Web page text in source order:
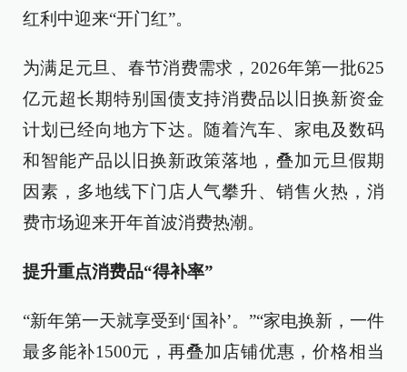
红利中迎来“开门红”。
为满足元旦、春节消费需求，2026年第一批625
亿元超长期特别国债支持消费品以旧换新资金
计划已经向地方下达。随着汽车、家电及数码
和智能产品以旧换新政策落地，叠加元旦假期
因素，多地线下门店人气攀升、销售火热，消
费市场迎来开年首波消费热潮。
提升重点消费品“得补率”
“新年第一天就享受到‘国补’。”“家电换新，一件
最多能补1500元，再叠加店铺优惠，价格相当